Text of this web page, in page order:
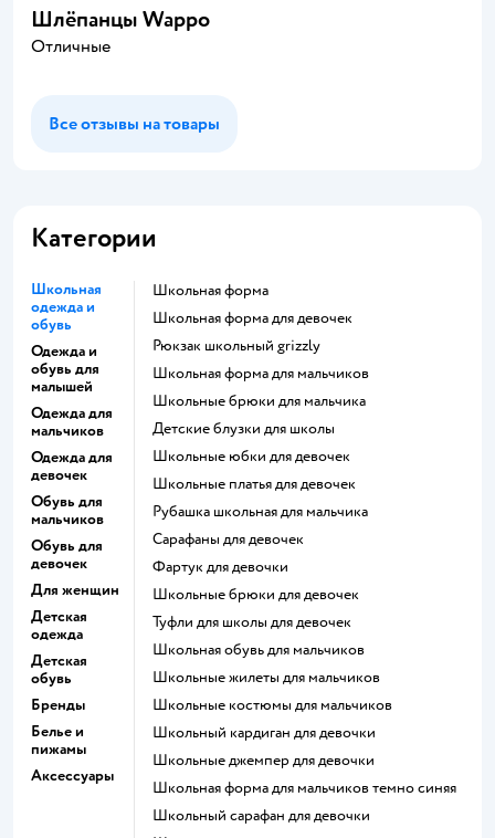
Шлёпанцы Wappo
Отличные
Все отзывы на товары
Категории
Школьная
одежда и
обувь
Одежда и
обувь для
малышей
Одежда для
мальчиков
Одежда для
девочек
Обувь для
мальчиков
Обувь для
девочек
Для женщин
Детская
одежда
Детская
обувь
Бренды
Белье и
пижамы
Аксессуары
Школьная форма
Школьная форма для девочек
Рюкзак школьный grizzly
Школьная форма для мальчиков
Школьные брюки для мальчика
Детские блузки для школы
Школьные юбки для девочек
Школьные платья для девочек
Рубашка школьная для мальчика
Сарафаны для девочек
Фартук для девочки
Школьные брюки для девочек
Туфли для школы для девочек
Школьная обувь для мальчиков
Школьные жилеты для мальчиков
Школьные костюмы для мальчиков
Школьный кардиган для девочки
Школьные джемпер для девочки
Школьная форма для мальчиков темно синяя
Школьный сарафан для девочки